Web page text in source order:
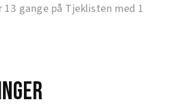
gange på Tjeklisten med 1